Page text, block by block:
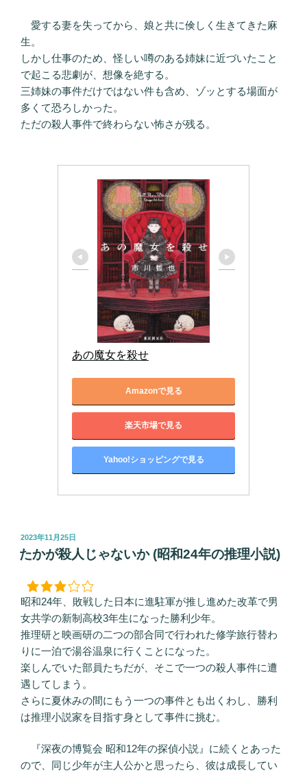
愛する妻を失ってから、娘と共に倹しく生きてきた麻
生。
しかし仕事のため、怪しい噂のある姉妹に近づいたこと
で起こる悲劇が、想像を絶する。
三姉妹の事件だけではない件も含め、ゾッとする場面が
多くて恐ろしかった。
ただの殺人事件で終わらない怖さが残る。
あの魔女を殺せ
Amazonで見る
楽天市場で見る
Yahoo!ショッピングで見る
投
稿
日:
2023年11月25日
たかが殺人じゃないか (昭和24年の推理小説)
昭和24年、敗戦した日本に進駐軍が推し進めた改革で男
女共学の新制高校3年生になった勝利少年。
推理研と映画研の二つの部合同で行われた修学旅行替わ
りに一泊で湯谷温泉に行くことになった。
楽しんでいた部員たちだが、そこで一つの殺人事件に遭
遇してしまう。
さらに夏休みの間にもう一つの事件とも出くわし、勝利
は推理小説家を目指す身として事件に挑む。
『深夜の博覧会 昭和12年の探偵小説』に続くとあった
ので、同じ少年が主人公かと思ったら、彼は成長してい